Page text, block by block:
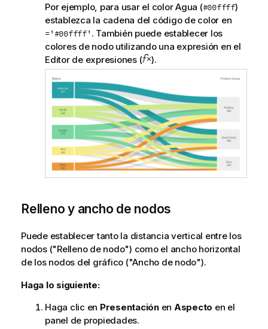
Por ejemplo, para usar el color Agua (#00ffff)
establezca la cadena del código de color en
='#00ffff' . También puede establecer los
colores de nodo utilizando una expresión en el
Editor de expresiones (
).
Relleno y ancho de nodos
Puede establecer tanto la distancia vertical entre los
nodos ("Relleno de nodo") como el ancho horizontal
de los nodos del gráfico ("Ancho de nodo").
Haga lo siguiente:
Haga clic en Presentaciónen Aspecto en el
panel de propiedades.